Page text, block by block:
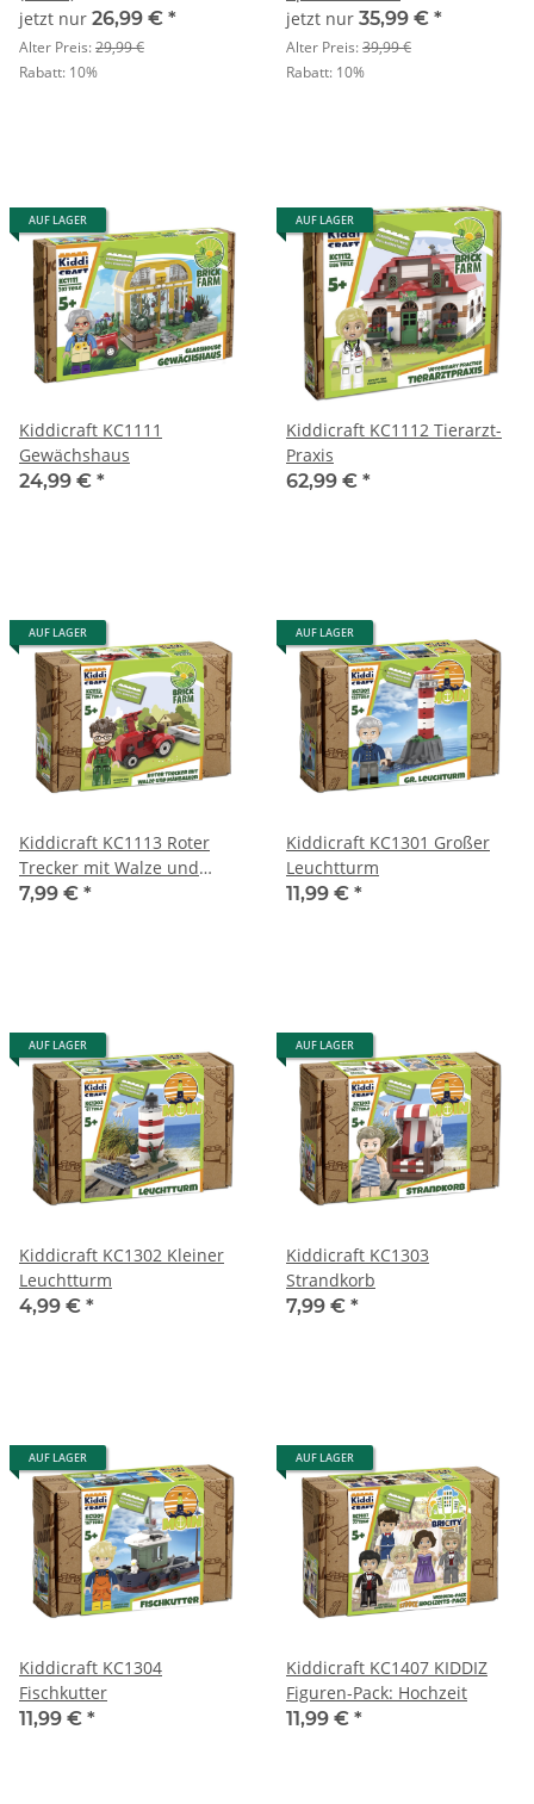
jetzt nur 26,99 € *
Alter Preis:29,99 €
Rabatt: 10%
jetzt nur 35,99 € *
Alter Preis:39,99 €
Rabatt: 10%
AUF LAGER
Kiddicraft KC1111
Gewächshaus
24,99 € *
AUF LAGER
Kiddicraft KC1112 Tierarzt-
Praxis
62,99 € *
AUF LAGER
Kiddicraft KC1113 Roter
Trecker mit Walze und
Mähbalken
7,99 € *
AUF LAGER
Kiddicraft KC1301 Großer
Leuchtturm
11,99 € *
AUF LAGER
Kiddicraft KC1302 Kleiner
Leuchtturm
4,99 € *
AUF LAGER
Kiddicraft KC1303
Strandkorb
7,99 € *
AUF LAGER
Kiddicraft KC1304
Fischkutter
11,99 € *
AUF LAGER
Kiddicraft KC1407 KIDDIZ
Figuren-Pack: Hochzeit
11,99 € *